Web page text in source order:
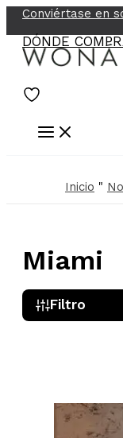
al
contenido
Conviértase en
DÓNDE
Inicio "
Miami
Filtro